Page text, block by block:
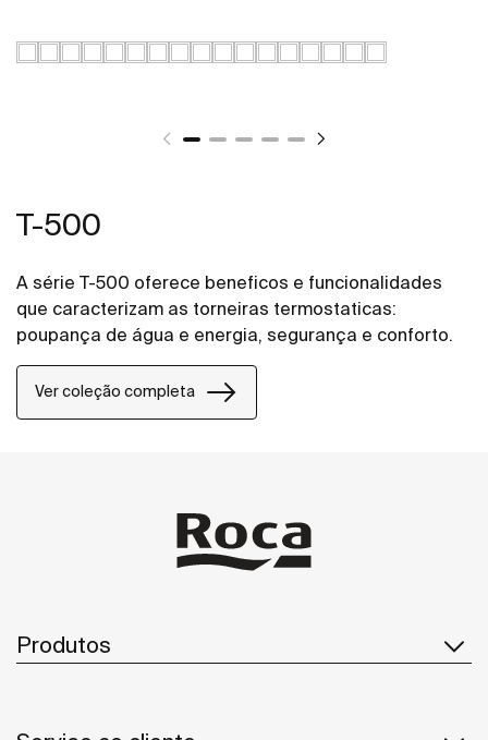
T-500
A série T-500 oferece beneficos e funcionalidades
que caracterizam as torneiras termostaticas:
poupança de água e energia, segurança e conforto.
Ver coleção completa
Produtos